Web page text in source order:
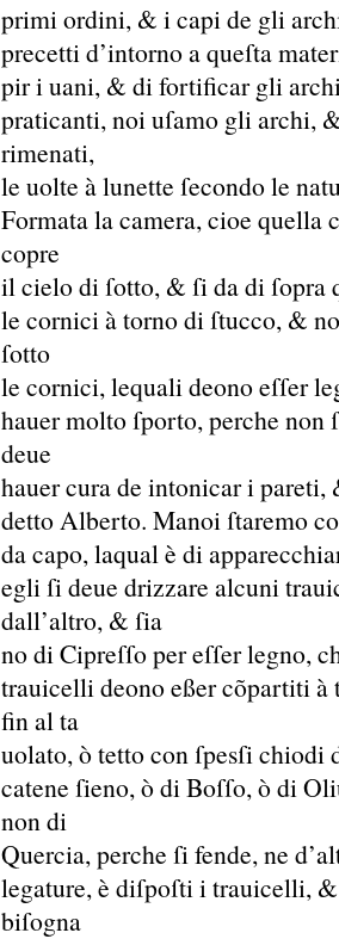
primi ordini, & i capi de gli
precetti d’intorno a queſta
pir i uani, & di fortificar gli
praticanti, noi uſamo gli archi,
rimenati,
le uolte à lunette ſecondo le
Formata la camera, cioe quella
copre
il cielo di ſotto, & ſi da di
le cornici à torno di ſtucco, &
ſotto
le cornici, lequali deono eſſer
hauer molto ſporto, perche
deue
hauer cura de intonicar i
detto Alberto. Manoi ſtaremo
da capo, laqual è di
egli ſi deue drizzare alcuni
dall’altro, & ſia
no di Cipreſſo per eſſer legno,
trauicelli deono eßer cõpartiti à
fin al ta
uolato, ò tetto con ſpesſi
catene ſieno, ò di Boſſo, ò di
non di
Quercia, perche ſi fende, ne
legature, è diſpoſti i trauicelli,
biſogna